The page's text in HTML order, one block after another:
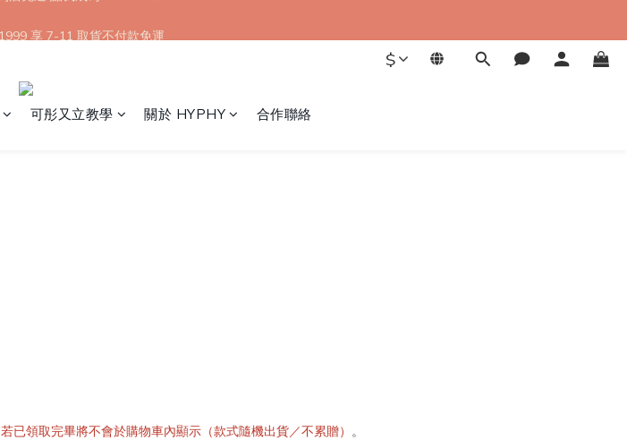
$
可彤又立教學 關於 HYPHY 合作聯絡
若已領取完畢將不會於購物車內顯示（款式隨機出貨／不累贈） 。